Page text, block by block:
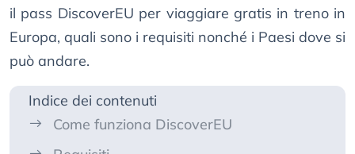
il pass DiscoverEU per viaggiare gratis in treno in
Europa, quali sono i requisiti nonché i Paesi dove si
può andare.
Indice dei contenuti
Come funziona DiscoverEU